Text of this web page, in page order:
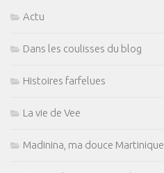
Actu
Dans les coulisses du blog
Histoires farfelues
La vie de Vee
Madinina, ma douce Martinique